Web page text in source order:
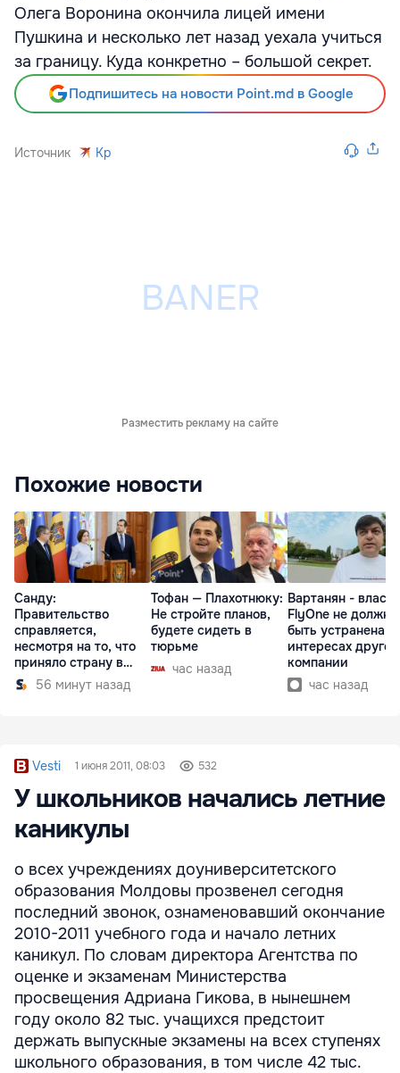
Олега Воронина окончила лицей имени
Пушкина и несколько лет назад уехала учиться
за границу. Куда конкретно – большой секрет.
Подпишитесь на новости Point.md в Google
Источник Kp
Разместить рекламу на сайте
Похожие новости
Санду:
Правительство
справляется,
несмотря на то, что
приняло страну в
разгар кризиса
56 минут назад
Тофан — Плахотнюку:
Не стройте планов,
будете сидеть в
тюрьме
час назад
Вартанян -
FlyOne не должна
быть устранена в
интересах другой
компании
час назад
Vesti 1 июня 2011, 08:03 532
У школьников начались летние
каникулы
о всех учреждениях доуниверситетского
образования Молдовы прозвенел сегодня
последний звонок, ознаменовавший окончание
2010-2011 учебного года и начало летних
каникул. По словам директора Агентства по
оценке и экзаменам Министерства
просвещения Адриана Гикова, в нынешнем
году около 82 тыс. учащихся предстоит
держать выпускные экзамены на всех ступенях
школьного образования, в том числе 42 тыс.